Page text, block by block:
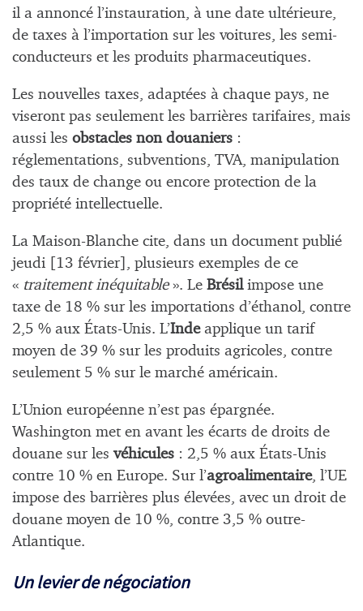
il a annoncé l’instauration, à une date ultérieure,
de taxes à l’importation sur les voitures, les semi-
conducteurs et les produits pharmaceutiques.
Les nouvelles taxes, adaptées à chaque pays, ne
viseront pas seulement les barrières tarifaires, mais
aussi les obstacles non douaniers :
réglementations, subventions, TVA, manipulation
des taux de change ou encore protection de la
propriété intellectuelle.
La Maison-Blanche cite, dans un document publié
jeudi [13 février], plusieurs exemples de ce
« traitement inéquitable». Le Brésilimpose une
taxe de 18 % sur les importations d’éthanol, contre
2,5 % aux États-Unis. L’Indeapplique un tarif
moyen de 39 % sur les produits agricoles, contre
seulement 5 % sur le marché américain.
L’Union européenne n’est pas épargnée.
Washington met en avant les écarts de droits de
douane sur les véhicules : 2,5 % aux États-Unis
contre 10 % en Europe. Sur l’agroalimentaire, l’UE
impose des barrières plus élevées, avec un droit de
douane moyen de 10 %, contre 3,5 % outre-
Atlantique.
Un levier de négociation